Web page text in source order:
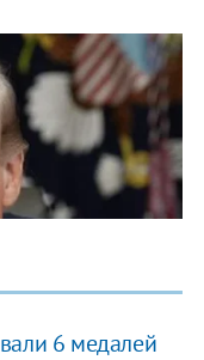
6 медалей